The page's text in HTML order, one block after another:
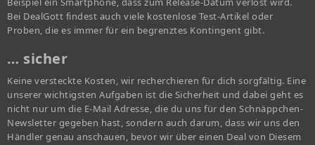
Bei DealGott findest auch viele kostenlose Test-Artikel oder
Proben, die es immer für ein begrenztes Kontingent gibt.
… sicher
Keine versteckte Kosten, wir recherchieren für dich sorgfältig. Eine
unserer wichtigsten Aufgaben ist die Sicherheit und dabei geht es
nicht nur um die E-Mail Adresse, die du uns für den Schnäppchen-
Newsletter gegeben hast, sondern auch darum, dass wir uns den
Händler genau anschauen, bevor wir über einen Deal von Diesem